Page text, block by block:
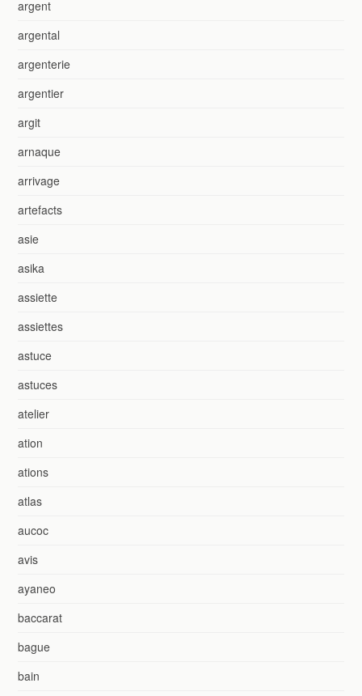
argent
argental
argenterie
argentier
argit
arnaque
arrivage
artefacts
asie
asika
assiette
assiettes
astuce
astuces
atelier
ation
ations
atlas
aucoc
avis
ayaneo
baccarat
bague
bain